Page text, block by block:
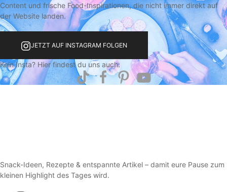
Content und frische Food-Inspirationen, die nicht immer direkt auf
der Website landen.
JETZT AUF INSTAGRAM FOLGEN
Kein Insta? Hier findest du uns auch:
Snack-Ideen, Rezepte & entspannte Artikel – damit eure Pause zum
kleinen Highlight des Tages wird.